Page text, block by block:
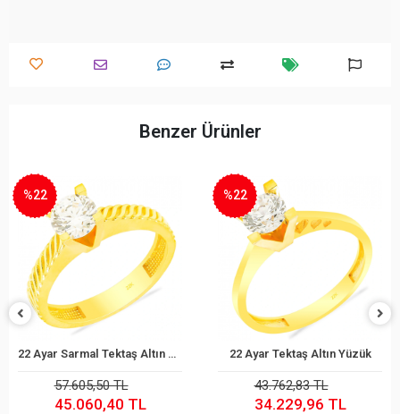
Benzer Ürünler
Sepete Ekle
22 Ayar Tektaş Altın Yüzük
%22
43.762,83 TL
34.229,96 TL
Sepete Ekle
%22
44.320,53 TL
34.668,61 TL